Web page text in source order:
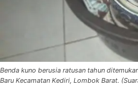
Benda kuno berusia ratusan tahun
Baru Kecamatan Kediri, Lombok Barat.